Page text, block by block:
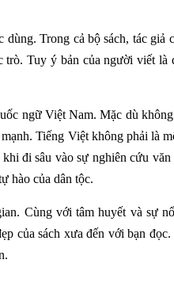
Trong cả bộ sách, tác giả
Tuy ý bản của người viết là
ngữ Việt Nam. Mặc dù
Tiếng Việt không phải là
đi sâu vào sự nghiên cứu
hào của dân tộc.
Cùng với tâm huyết và sự
của sách xưa đến với bạn